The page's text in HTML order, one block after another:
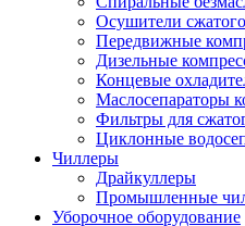
Осушители
Передвижные
Дизельные
Концевые
Маслосепараторы
Фильтры для
Циклонные
Чиллеры
Драйкуллеры
Промышленные
Уборочное оборудование